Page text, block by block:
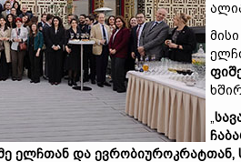
„
ელჩთან და